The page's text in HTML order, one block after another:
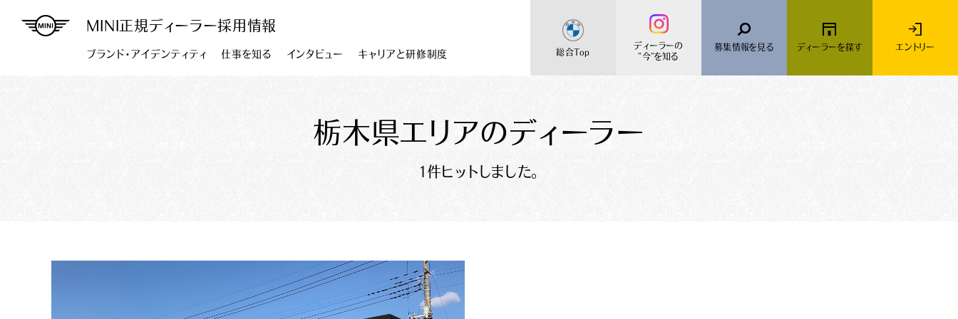
MINI正規ディーラー採用情報
ブランド・アイデンティティ 仕事を知る インタビュー キャリアと研修制度 総合Top
総合採用
BMW
採用Topに戻る
ディーラーの
"今"を知る
募集情報を 見る ディーラーを探す エントリー
栃木県エリアのディーラー
1件ヒットしました。